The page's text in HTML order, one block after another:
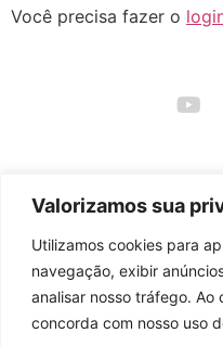
Valorizamos sua
Utilizamos cookies para
navegação, exibir
analisar nosso tráfego. Ao
concorda com nosso uso
Você precisa fazer o
© 2023 Morente
Política de